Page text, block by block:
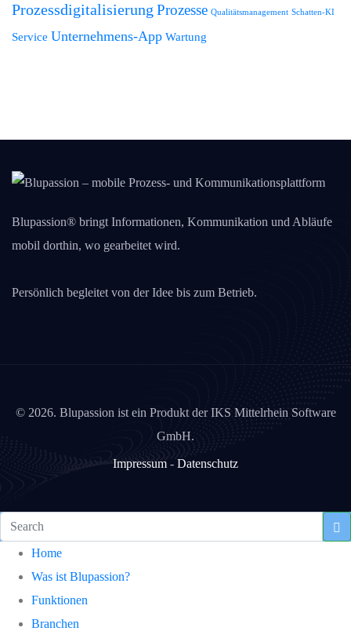
Prozessdigitalisierung Prozesse Qualitätsmanagement Schatten-KI
Service Unternehmens-App Wartung
Blupassion® bringt Informationen, Kommunikation und Abläufe
mobil dorthin, wo gearbeitet wird.
Persönlich begleitet von der Idee bis zum Betrieb.
© 2026. Blupassion ist ein Produkt der IKS Mittelrhein Software
GmbH.
Impressum - Datenschutz
Home
Was ist Blupassion?
Funktionen
Branchen